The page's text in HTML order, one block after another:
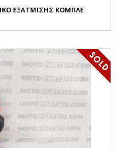
ΕΞΑΤΜΙΣΗΣ ΚΟΜΠΛΕ